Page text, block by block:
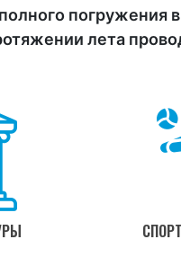
погружения
лета